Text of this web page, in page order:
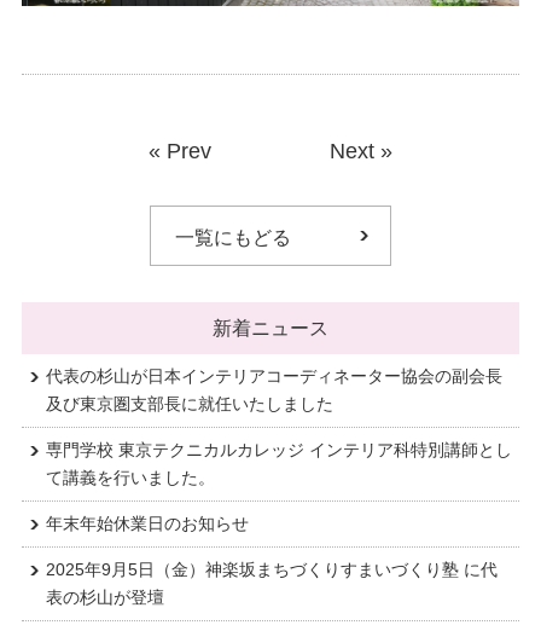
« Prev Next »
一覧にもどる
新着ニュース
代表の杉山が日本インテリアコーディネーター協会の副会長
及び東京圏支部長に就任いたしました
専門学校 東京テクニカルカレッジ インテリア科特別講師とし
て講義を行いました。
年末年始休業日のお知らせ
2025年9月5日（金）神楽坂まちづくりすまいづくり塾 に代
表の杉山が登壇